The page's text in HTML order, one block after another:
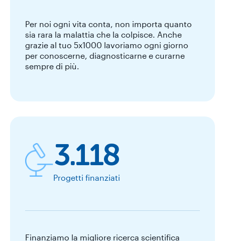
Per noi ogni vita conta, non importa quanto
sia rara la malattia che la colpisce. Anche
grazie al tuo 5x1000 lavoriamo ogni giorno
per conoscerne, diagnosticarne e curarne
sempre di più.
3.118
Progetti finanziati
Finanziamo la migliore ricerca scientifica